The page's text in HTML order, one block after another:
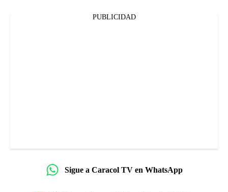
PUBLICIDAD
Sigue a Caracol TV en WhatsApp